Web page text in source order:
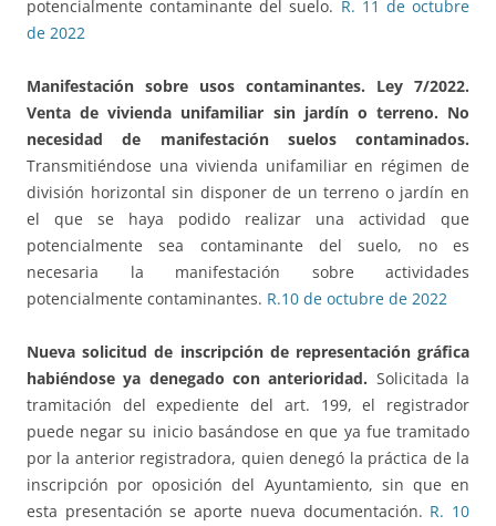
potencialmente contaminante del suelo. R. 11 de octubre
de 2022
Manifestación sobre usos contaminantes. Ley 7/2022.
Venta de vivienda unifamiliar sin jardín o terreno. No
necesidad de manifestación suelos contaminados.
Transmitiéndose una vivienda unifamiliar en régimen de
división horizontal sin disponer de un terreno o jardín en
el que se haya podido realizar una actividad que
potencialmente sea contaminante del suelo, no es
necesaria la manifestación sobre actividades
potencialmente contaminantes. R.10 de octubre de 2022
Nueva solicitud de inscripción de representación gráfica
habiéndose ya denegado con anterioridad. Solicitada la
tramitación del expediente del art. 199, el registrador
puede negar su inicio basándose en que ya fue tramitado
por la anterior registradora, quien denegó la práctica de la
inscripción por oposición del Ayuntamiento, sin que en
esta presentación se aporte nueva documentación. R. 10